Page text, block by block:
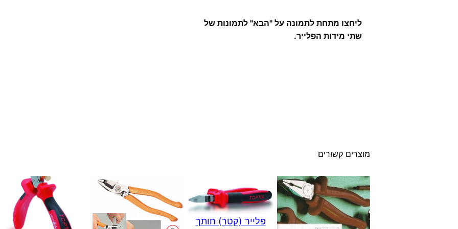
ליחצו מתחת לתמונה על "הבא" לתמונות של
שתי מידות הפלייר.
מוצרים קשורים
פלייר (קטר) חותך